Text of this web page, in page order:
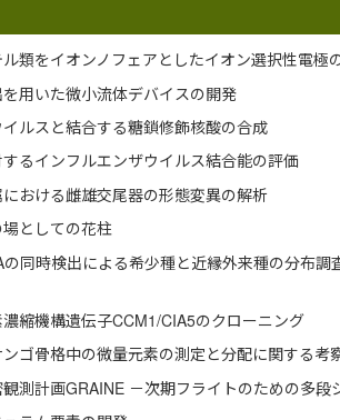
類をイオンノフェアとしたイオン選択性電極
用いた微小流体デバイスの開発
ルスと結合する糖鎖修飾核酸の合成
るインフルエンザウイルス結合能の評価
おける雌雄交尾器の形態変異の解析
としての花柱
同時検出による希少種と近縁外来種の分布
縮機構遺伝子CCM1/CIA5のクローニング
ゴ骨格中の微量元素の測定と分配に関する考
測計画GRAINE －次期フライトのための多段